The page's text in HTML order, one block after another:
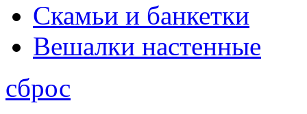
Скамьи и банкетки
Вешалки настенные
сброс